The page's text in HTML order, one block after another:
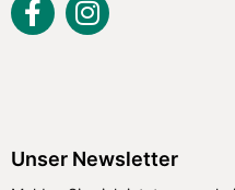
Unser Newsletter